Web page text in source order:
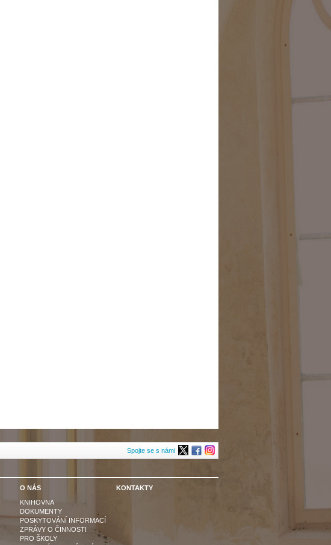
Spojte se s námi
O NÁS
KNIHOVNA
DOKUMENTY
POSKYTOVÁNÍ INFORMACÍ
ZPRÁVY O ČINNOSTI
PRO ŠKOLY
KONTAKTY